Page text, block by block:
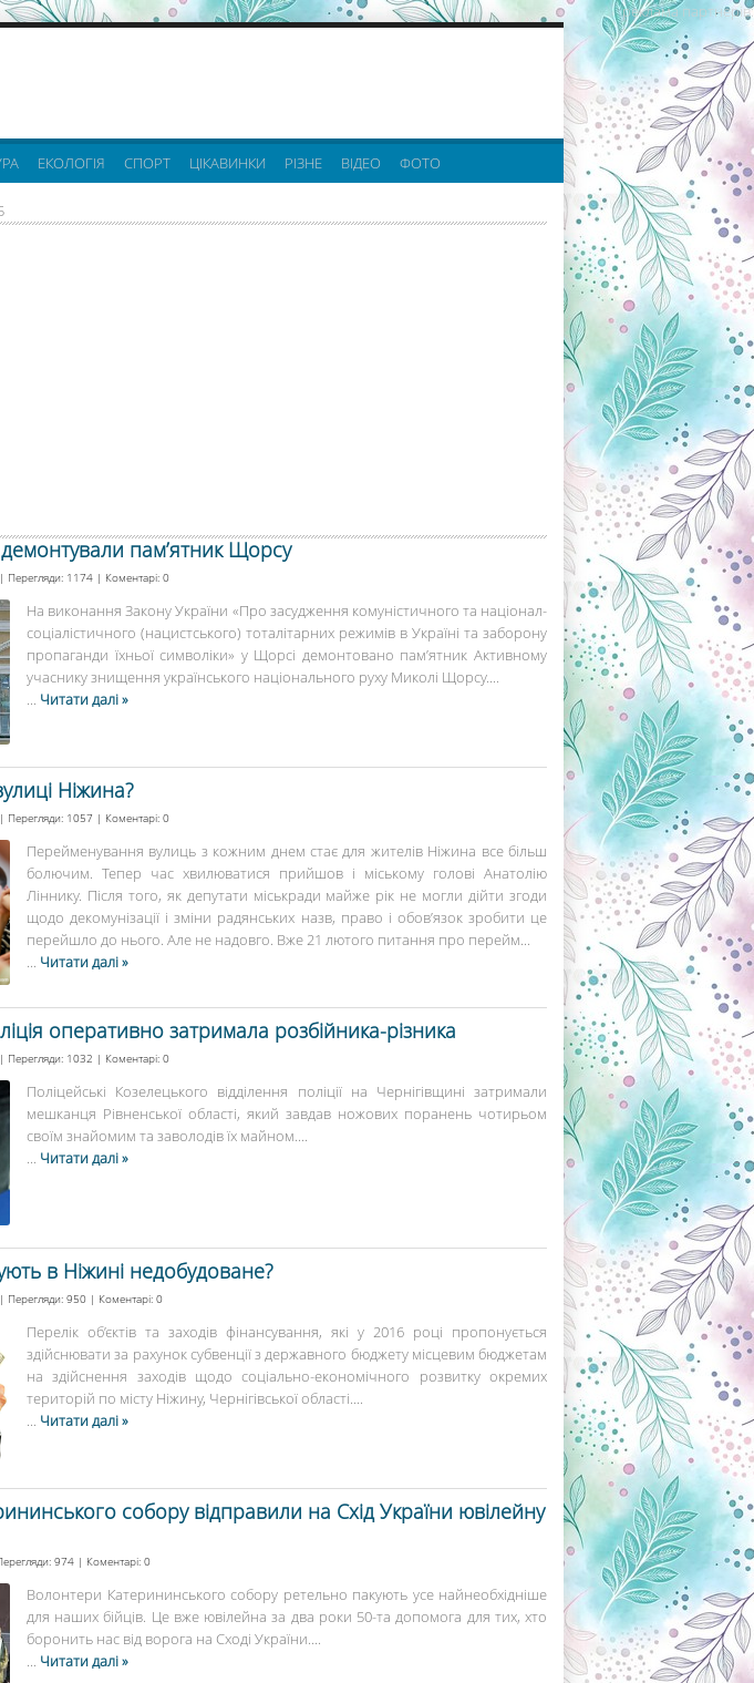
реклама партнерів:
ЕКОЛОГІЯ СПОРТ ЦІКАВИНКИ РІЗНЕ ВІДЕО ФОТО
пам’ятник Щорсу
| Перегляди: 1174 | Коментарі: 0
На виконання Закону України «Про засудження комуністичного та націонал-
соціалістичного (нацистського) тоталітарних режимів в Україні та заборону
пропаганди їхньої символіки» у Щорсі демонтовано пам’ятник Активному
учаснику знищення українського національного руху Миколі Щорсу....
... Читати далі »
Ніжина?
| Перегляди: 1057 | Коментарі: 0
Перейменування вулиць з кожним днем стає для жителів Ніжина все більш
болючим. Тепер час хвилюватися прийшов і міському голові Анатолію
Ліннику. Після того, як депутати міськради майже рік не могли дійти згоди
щодо декомунізації і зміни радянських назв, право і обов’язок зробити це
перейшло до нього. Але не надовго. Вже 21 лютого питання про перейм...
... Читати далі »
оперативно затримала розбійника-різника
| Перегляди: 1032 | Коментарі: 0
Поліцейські Козелецького відділення поліції на Чернігівщині затримали
мешканця Рівненської області, який завдав ножових поранень чотирьом
своїм знайомим та заволодів їх майном....
... Читати далі »
в Ніжині недобудоване?
| Перегляди: 950 | Коментарі: 0
Перелік об’єктів та заходів фінансування, які у 2016 році пропонується
здійснювати за рахунок субвенції з державного бюджету місцевим бюджетам
на здійснення заходів щодо соціально-економічного розвитку окремих
територій по місту Ніжину, Чернігівської області....
... Читати далі »
собору відправили на Схід України ювілейну
974 | Коментарі: 0
Волонтери Катерининського собору ретельно пакують усе найнеобхідніше
для наших бійців. Це вже ювілейна за два роки 50-та допомога для тих, хто
боронить нас від ворога на Сході України....
... Читати далі »